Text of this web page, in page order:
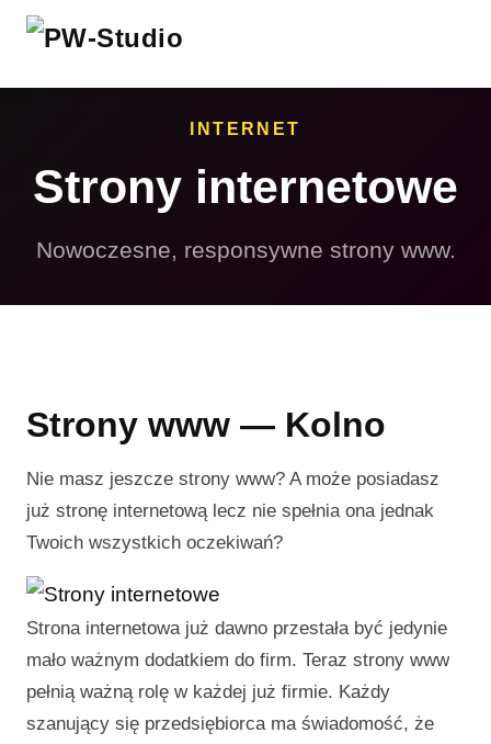
INTERNET
Strony internetowe
Nowoczesne, responsywne strony www.
Strony www — Kolno
Nie masz jeszcze strony www? A może posiadasz
już stronę internetową lecz nie spełnia ona jednak
Twoich wszystkich oczekiwań?
Strona internetowa już dawno przestała być jedynie
mało ważnym dodatkiem do firm. Teraz strony www
pełnią ważną rolę w każdej już firmie. Każdy
szanujący się przedsiębiorca ma świadomość, że